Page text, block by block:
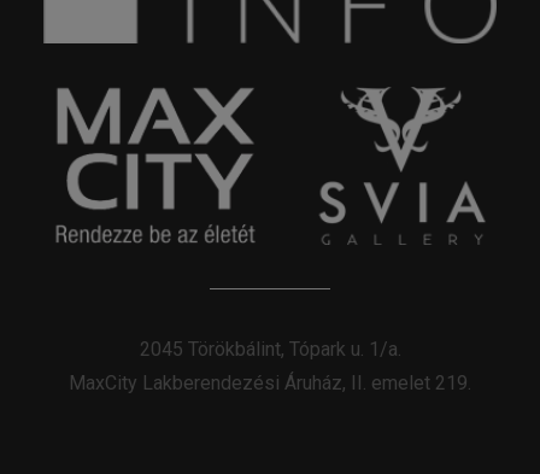
2045 Törökbálint, Tópark u. 1/a.
MaxCity Lakberendezési Áruház, II. emelet 219.